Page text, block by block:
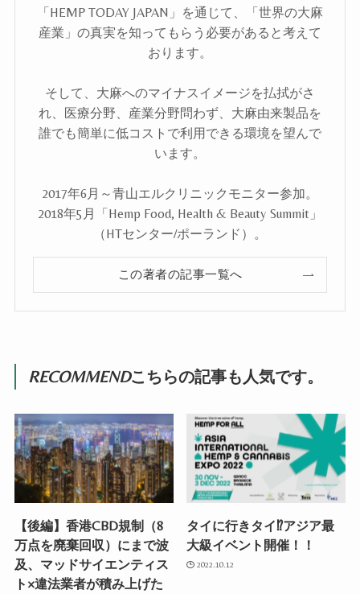
「HEMP TODAY JAPAN」を通じて、「世界の大麻
産業」の真実を知ってもらう必要があると考えて
おります。
そして、大麻へのマイナスイメージを払拭がさ
れ、医療分野、産業分野問わず、大麻由来製品を
誰でも簡単に低コストで利用できる環境を望んで
います。
2017年6月～青山エルクリニックモニター参加。
2018年5月「Hemp Food, Health & Beauty Summit」
（HTセンター/ポーランド）。
この著者の記事一覧へ
RECOMMENDこちらの記事も人気です。
【後編】香港CBD規制（8
万点を廃棄回収）にまで波
及、マッドサイエンティス
ト×違法業者が積み上げた
タイに行きタイ⁉︎アジア最
大級イベント開催！！
2022.10.12